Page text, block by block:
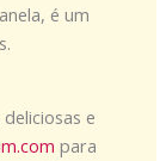
é um
e
para